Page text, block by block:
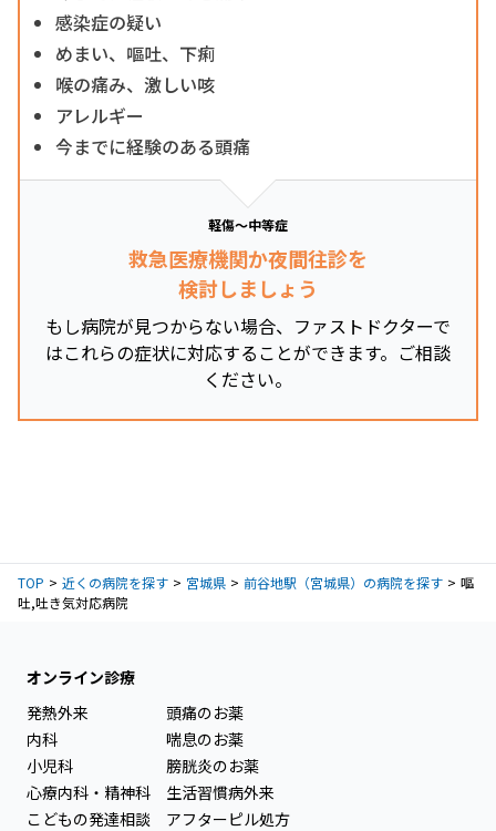
感染症の疑い
めまい、嘔吐、下痢
喉の痛み、激しい咳
アレルギー
今までに経験のある頭痛
軽傷～中等症
救急医療機関か夜間往診を
検討しましょう
もし病院が見つからない場合、ファストドクターで
はこれらの症状に対応することができます。ご相談
ください。
TOP 近くの病院を探す 宮城県 前谷地駅（宮城県）の病院を探す
嘔
吐,吐き気対応病院
オンライン診療
発熱外来
内科
小児科
心療内科・精神科
こどもの発達相談
頭痛のお薬
喘息のお薬
膀胱炎のお薬
生活習慣病外来
アフターピル処方